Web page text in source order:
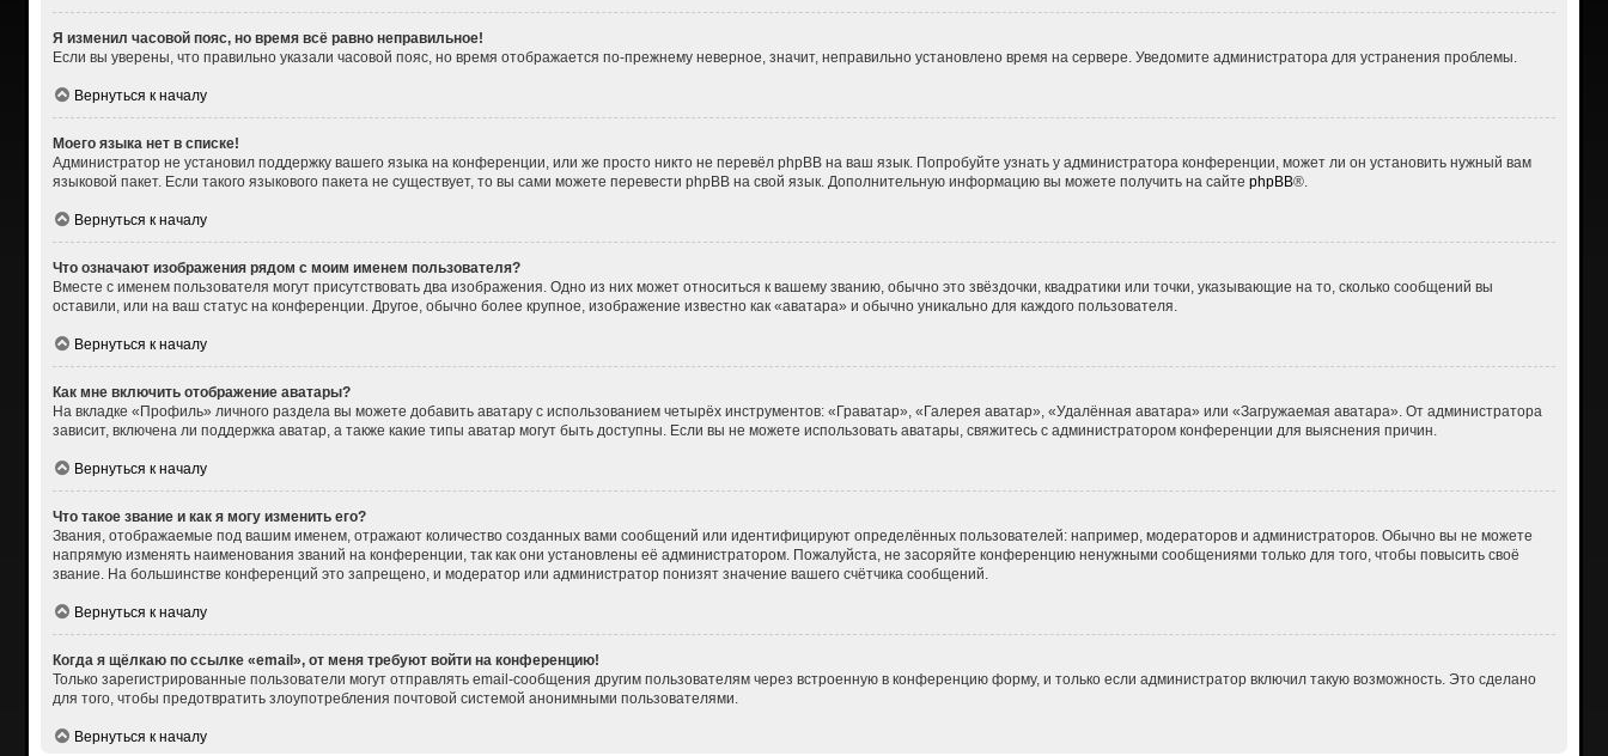
Я изменил часовой пояс, но время всё равно неправильное!
Если вы уверены, что правильно указали часовой пояс, но время отображается по-прежнему неверное, значит, неправильно установлено время на сервере. Уведомите администратора для устранения проблемы.
Вернуться к началу
Моего языка нет в списке!
Администратор не установил поддержку вашего языка на конференции, или же просто никто не перевёл phpBB на ваш язык. Попробуйте узнать у администратора конференции, может ли он установить нужный вам
языковой пакет. Если такого языкового пакета не существует, то вы сами можете перевести phpBB на свой язык. Дополнительную информацию вы можете получить на сайте phpBB®.
Вернуться к началу
Что означают изображения рядом с моим именем пользователя?
Вместе с именем пользователя могут присутствовать два изображения. Одно из них может относиться к вашему званию, обычно это звёздочки, квадратики или точки, указывающие на то, сколько сообщений вы
оставили, или на ваш статус на конференции. Другое, обычно более крупное, изображение известно как «аватара» и обычно уникально для каждого пользователя.
Вернуться к началу
Как мне включить отображение аватары?
На вкладке «Профиль» личного раздела вы можете добавить аватару с использованием четырёх инструментов: «Граватар», «Галерея аватар», «Удалённая аватара» или «Загружаемая аватара». От администратора
зависит, включена ли поддержка аватар, а также какие типы аватар могут быть доступны. Если вы не можете использовать аватары, свяжитесь с администратором конференции для выяснения причин.
Вернуться к началу
Что такое звание и как я могу изменить его?
Звания, отображаемые под вашим именем, отражают количество созданных вами сообщений или идентифицируют определённых пользователей: например, модераторов и администраторов. Обычно вы не можете
напрямую изменять наименования званий на конференции, так как они установлены её администратором. Пожалуйста, не засоряйте конференцию ненужными сообщениями только для того, чтобы повысить своё
звание. На большинстве конференций это запрещено, и модератор или администратор понизят значение вашего счётчика сообщений.
Вернуться к началу
Когда я щёлкаю по ссылке «email», от меня требуют войти на конференцию!
Только зарегистрированные пользователи могут отправлять email-сообщения другим пользователям через встроенную в конференцию форму, и только если администратор включил такую возможность. Это сделано
для того, чтобы предотвратить злоупотребления почтовой системой анонимными пользователями.
Вернуться к началу